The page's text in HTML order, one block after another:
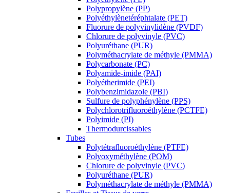
Polypropylène (PP)
Polyéthylènetéréphtalate (PET)
Fluorure de polyvinylidène (PVDF)
Chlorure de polyvinyle (PVC)
Polyuréthane (PUR)
Polyméthacrylate de méthyle (PMMA)
Polycarbonate (PC)
Polyamide-imide (PAI)
Polyétherimide (PEI)
Polybenzimidazole (PBI)
Sulfure de polyphénylène (PPS)
Polychlorotrifluoroéthylène (PCTFE)
Polyimide (PI)
Thermodurcissables
Tubes
Polytétrafluoroéthylène (PTFE)
Polyoxyméthylène (POM)
Chlorure de polyvinyle (PVC)
Polyuréthane (PUR)
Polyméthacrylate de méthyle (PMMA)